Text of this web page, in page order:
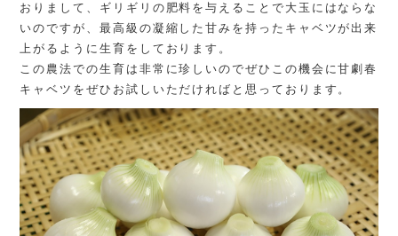
おりまして、ギリギリの肥料を与えることで大玉にはならな
いのですが、最高級の凝縮した甘みを持ったキャベツが出来
上がるように生育をしております。
この農法での生育は非常に珍しいのでぜひこの機会に甘劇春
キャベツをぜひお試しいただければと思っております。